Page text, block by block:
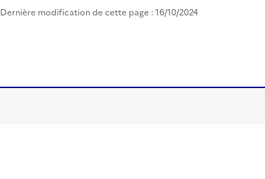
Dernière modification de cette page : 16/10/2024